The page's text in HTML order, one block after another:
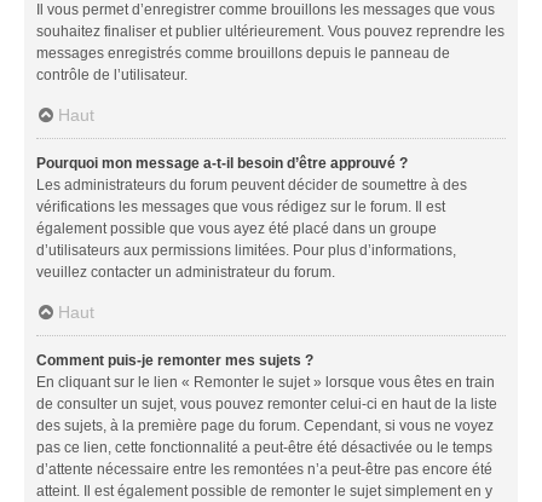
Il vous permet d’enregistrer comme brouillons les messages que vous
souhaitez finaliser et publier ultérieurement. Vous pouvez reprendre les
messages enregistrés comme brouillons depuis le panneau de
contrôle de l’utilisateur.
Haut
Pourquoi mon message a-t-il besoin d’être approuvé ?
Les administrateurs du forum peuvent décider de soumettre à des
vérifications les messages que vous rédigez sur le forum. Il est
également possible que vous ayez été placé dans un groupe
d’utilisateurs aux permissions limitées. Pour plus d’informations,
veuillez contacter un administrateur du forum.
Haut
Comment puis-je remonter mes sujets ?
En cliquant sur le lien « Remonter le sujet » lorsque vous êtes en train
de consulter un sujet, vous pouvez remonter celui-ci en haut de la liste
des sujets, à la première page du forum. Cependant, si vous ne voyez
pas ce lien, cette fonctionnalité a peut-être été désactivée ou le temps
d’attente nécessaire entre les remontées n’a peut-être pas encore été
atteint. Il est également possible de remonter le sujet simplement en y